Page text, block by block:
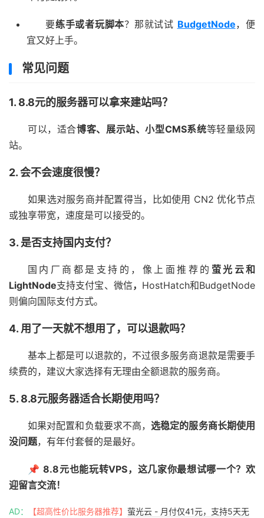
要练手或者玩脚本？那就试试 BudgetNode，便
宜又好上手。
常见问题
1. 8.8元的服务器可以拿来建站吗？
可以，适合博客、展示站、小型CMS系统等轻量级网
站。
2. 会不会速度很慢？
如果选对服务商并配置得当，比如使用 CN2 优化节点
或独享带宽，速度是可以接受的。
3. 是否支持国内支付？
国内厂商都是支持的，像上面推荐的 萤光云和
LightNode支持支付宝、微信， HostHatch和BudgetNode
则偏向国际支付方式。
4. 用了一天就不想用了，可以退款吗？
基本上都是可以退款的，不过很多服务商退款是需要手
续费的，建议大家选择有无理由全额退款的服务商。
5. 8.8元服务器适合长期使用吗？
如果对配置和负载要求不高， 选稳定的服务商长期使用
没问题，有年付套餐的是最好。
📌8.8元也能玩转VPS，这几家你最想试哪一个？欢
迎留言交流！
AD： 【超高性价比服务器推荐】 萤光云 - 月付仅41元，支持5天无